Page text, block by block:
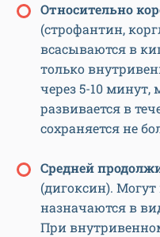
Относительно
(строфантин,
всасываются в
только
через 5-10
развивается в
сохраняется не
Средней
(дигоксин).
назначаются в
При